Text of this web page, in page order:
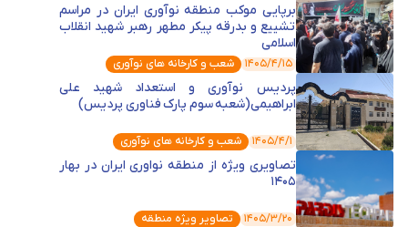
برپایی موکب منطقه نوآوری ایران در مراسم
تشییع و بدرقه پیکر مطهر رهبر شهید انقلاب
اسلامی
۱۴۰۵/۴/۱۵ شعب و کارخانه های نوآوری
پردیس نوآوری و استعداد شهید علی
ابراهیمی(شعبه سوم پارک فناوری پردیس)
۱۴۰۵/۴/۱ شعب و کارخانه های نوآوری
تصاویری ویژه از منطقه نواوری ایران در بهار
1405
۱۴۰۵/۳/۲۰ تصاویر ویژه منطقه